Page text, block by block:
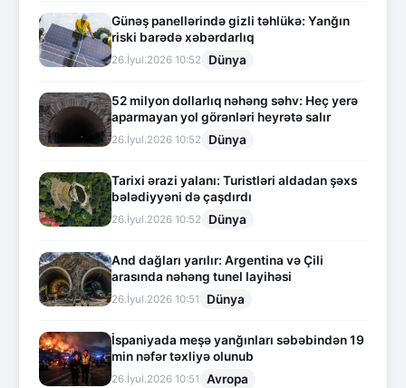
Günəş panellərində gizli təhlükə: Yanğın
riski barədə xəbərdarlıq
26.İyul.2026 10:52 Dünya
52 milyon dollarlıq nəhəng səhv: Heç yerə
aparmayan yol görənləri heyrətə salır
26.İyul.2026 10:52 Dünya
Tarixi ərazi yalanı: Turistləri aldadan şəxs
bələdiyyəni də çaşdırdı
26.İyul.2026 10:52 Dünya
And dağları yarılır: Argentina və Çili
arasında nəhəng tunel layihəsi
26.İyul.2026 10:51 Dünya
İspaniyada meşə yanğınları səbəbindən 19
min nəfər təxliyə olunub
26.İyul.2026 10:51 Avropa